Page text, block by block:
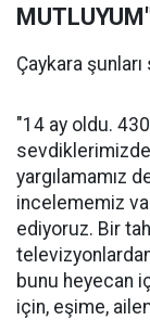
Çaykara
"14 ay oldu.
yargılamamız
incelememiz
ediyoruz. Bir
bunu heyecan
için, eşime,